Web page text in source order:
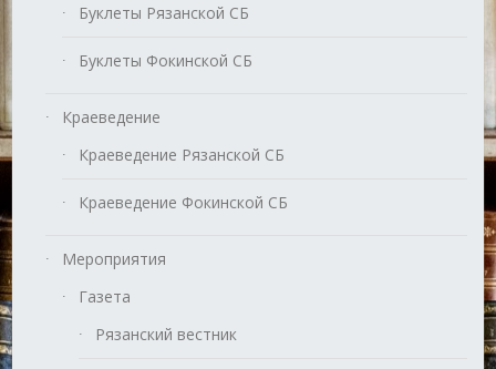
Буклеты Рязанской СБ
Буклеты Фокинской СБ
Краеведение
Краеведение Рязанской СБ
Краеведение Фокинской СБ
Мероприятия
Газета
Рязанский вестник